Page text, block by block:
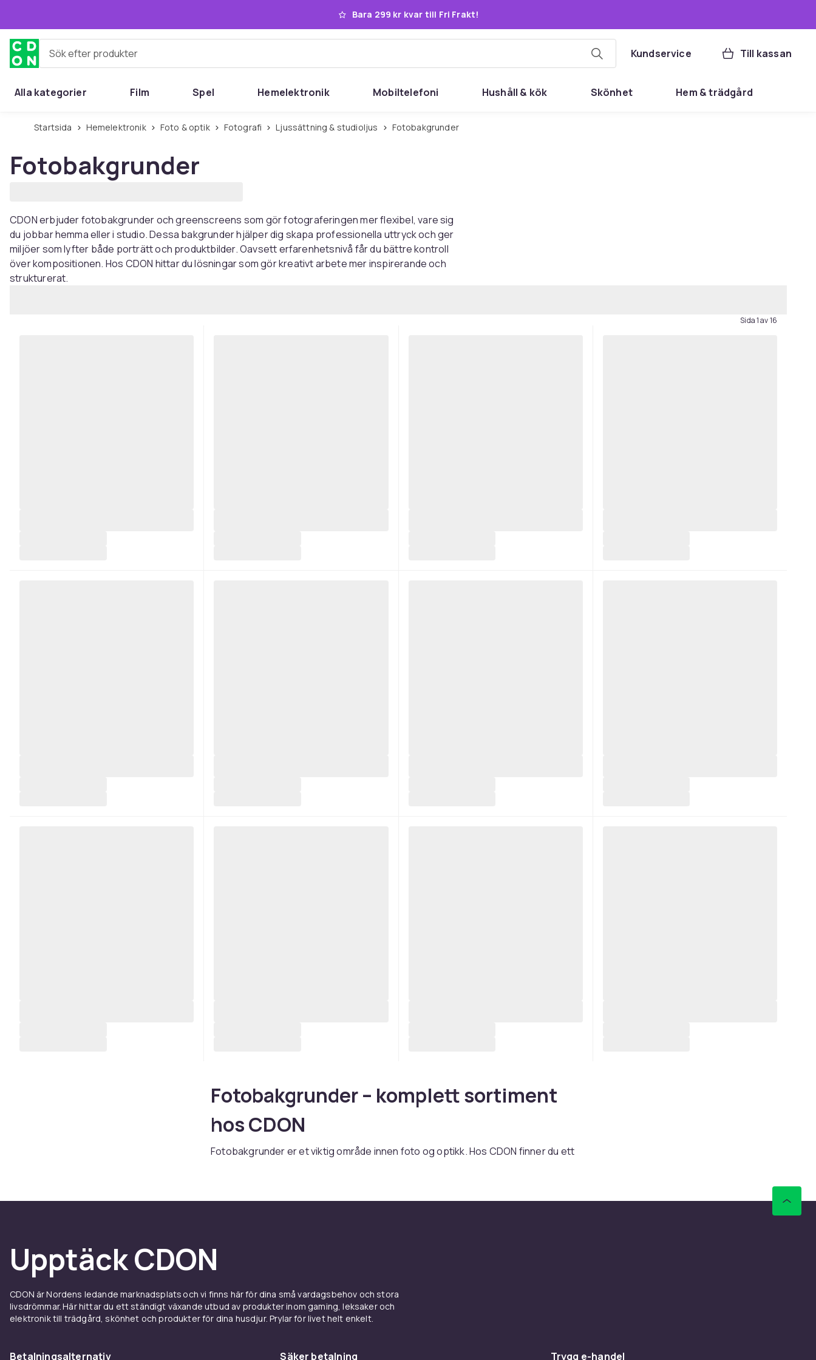
Bara 299 kr kvar till Fri Frakt!
Sök efter produkter Kundservice Till kassan
Alla kategorier Film Spel Hemelektronik Mobiltelefoni Hushåll & kök Skönhet Hem & trädgård
Startsida Hemelektronik Foto & optik Fotografi Ljussättning & studioljus Fotobakgrunder
Fotobakgrunder
CDON erbjuder fotobakgrunder och greenscreens som gör fotograferingen mer flexibel, vare sig
du jobbar hemma eller i studio. Dessa bakgrunder hjälper dig skapa professionella uttryck och ger
miljöer som lyfter både porträtt och produktbilder. Oavsett erfarenhetsnivå får du bättre kontroll
över kompositionen. Hos CDON hittar du lösningar som gör kreativt arbete mer inspirerande och
strukturerat.
Sida 1 av 16
Fotobakgrunder – komplett sortiment
hos CDON
Fotobakgrunder er et viktig område innen foto og optikk. Hos CDON finner du ett
Kjøp fotobakgrunder online hos CDON til konkurransedyktige priser. Vi tilbyr rask
Utforska hela foto & optik-sortimentet hos CDON.
Tips för att köpa Fotobakgrunder
Fotobakgrunder är ett viktigt tillbehör för alla fotoentusiaster. Kontrollera alltid
Upptäck CDON
CDON är Nordens ledande marknadsplats och vi finns här för dina små vardagsbehov och stora
livsdrömmar. Här hittar du ett ständigt växande utbud av produkter inom gaming, leksaker och
elektronik till trädgård, skönhet och produkter för dina husdjur. Prylar för livet helt enkelt.
Betalningsalternativ Säker betalning Trygg e-handel